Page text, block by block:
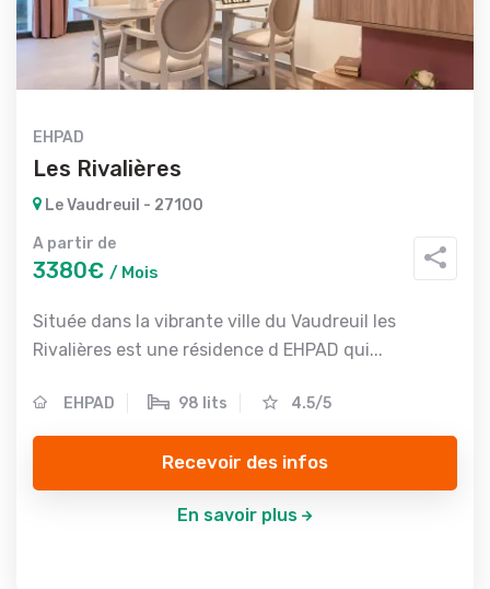
EHPAD
Les Rivalières
Le Vaudreuil - 27100
A partir de
3380€ / Mois
Située dans la vibrante ville du Vaudreuil les
Rivalières est une résidence d EHPAD qui...
EHPAD 98 lits 4.5/5
Recevoir des infos
En savoir plus